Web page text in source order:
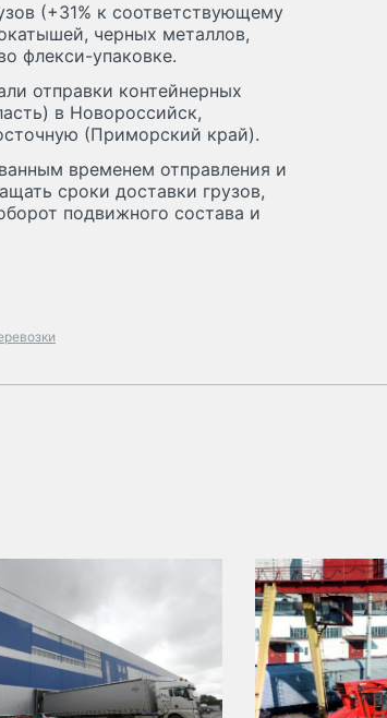
(+31% к соответствующему
черных металлов,
флекси-упаковке.
отправки контейнерных
в Новороссийск,
(Приморский край).
временем отправления и
сроки доставки грузов,
подвижного состава и